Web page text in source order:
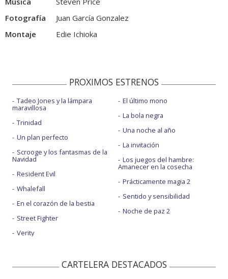
Fotografía
Juan García Gonzalez
Montaje
Edie Ichioka
PROXIMOS ESTRENOS
Tadeo Jones y la lámpara
maravillosa
Trinidad
Un plan perfecto
Scrooge y los fantasmas de la
Navidad
Resident Evil
Whalefall
En el corazón de la bestia
Street Fighter
Verity
El último mono
La bola negra
Una noche al año
La invitación
Los juegos del hambre:
Amanecer en la cosecha
Prácticamente magia 2
Sentido y sensibilidad
Noche de paz 2
CARTELERA DESTACADOS